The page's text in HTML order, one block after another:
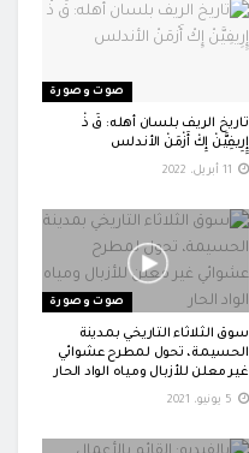
صوت وصورة
تاريخ الريف بلسان أهله: قَ ذْ
إِِرِيفِيَّنْ إِكْ أَزْمَنْ الأندلس
صوت وصورة
سوق الثلاثاء التاريخي بمدينة
الحسيمة، تحول لمطرح عشوائي
غير معلن للأزبال ومياه الواد الحار